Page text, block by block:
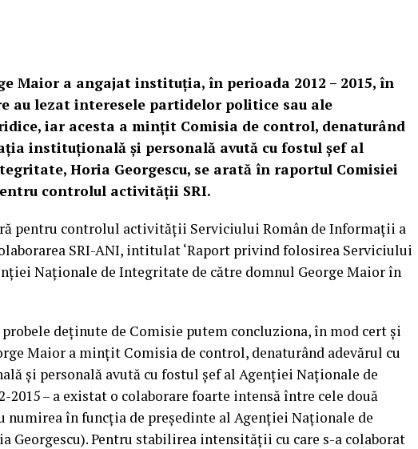
Maior a angajat instituţia, în perioada 2012 – 2015, în
au lezat interesele partidelor politice sau ale
iar acesta a minţit Comisia de control, denaturând
instituţională şi personală avută cu fostul şef al
Horia Georgescu, se arată în raportul Comisiei
controlul activităţii SRI.
pentru controlul activităţii Serviciului Român de Informaţii a
SRI-ANI, intitulat ‘Raport privind folosirea Serviciului
Naţionale de Integritate de către domnul George Maior în
deţinute de Comisie putem concluziona, în mod cert şi
Maior a minţit Comisia de control, denaturând adevărul cu
şi personală avută cu fostul şef al Agenţiei Naţionale de
2015 – a existat o colaborare foarte intensă între cele două
numirea în funcţia de preşedinte al Agenţiei Naţionale de
Georgescu). Pentru stabilirea intensităţii cu care s-a colaborat